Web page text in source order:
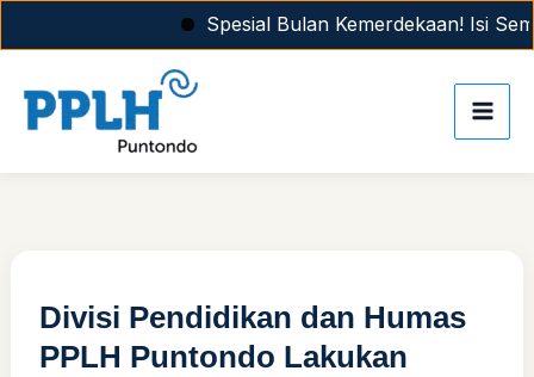
Spesial Bulan Kemerdekaan! Isi
to
Divisi Pendidikan dan Humas
PPLH Puntondo Lakukan